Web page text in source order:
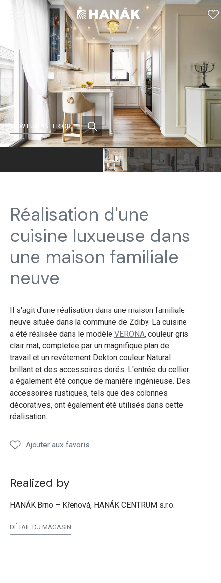
VIEW FULL INTERIOR
Réalisation d'une
cuisine luxueuse dans
une maison familiale
neuve
Il s'agit d'une réalisation dans une maison familiale
neuve située dans la commune de Zdiby. La cuisine
a été réalisée dans le modèle VERONA, couleur gris
clair mat, complétée par un magnifique plan de
travail et un revêtement Dekton couleur Natural
brillant et des accessoires dorés. L'entrée du cellier
a également été conçue de manière ingénieuse. Des
accessoires rustiques, tels que des colonnes
décoratives, ont également été utilisés dans cette
réalisation.
Ajouter aux favoris
Realized by
HANÁK Brno – Křenová, HANÁK CENTRUM s.r.o.
DÉTAIL DU MAGASIN